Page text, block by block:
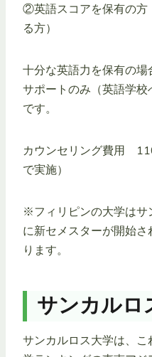
②英語スコアを保有の方
る方）
十分な英語力を保有の
サポートのみ（英語学
です。
カウンセリング費用
で実施）
※フィリピンの大学はサ
に新セメスターが開始
ります。
サンカルロ
サンカルロス大学は、